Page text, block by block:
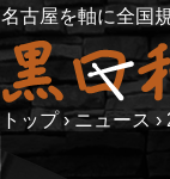
名古屋を軸に全国
トップ › ニュース ›